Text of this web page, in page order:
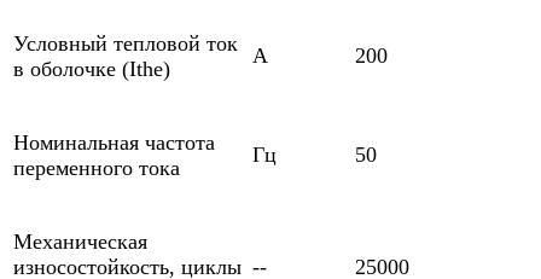
Условный тепловой ток
в оболочке (Ithe)
А 200
Номинальная частота
переменного тока
Гц 50
Механическая
износостойкость, циклы -- 25000